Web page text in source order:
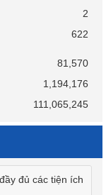
2
622
81,570
1,194,176
111,065,245
đủ các tiện ích